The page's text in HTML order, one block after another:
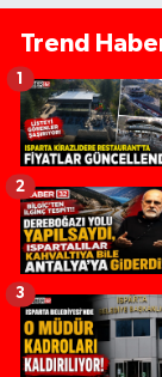
Trend
1
2
3